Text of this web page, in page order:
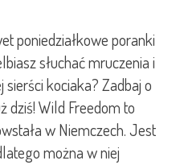
poniedziałkowe poranki
słuchać mruczenia i
kociaka? Zadbaj o
dziś! Wild Freedom to
w Niemczech. Jest
można w niej